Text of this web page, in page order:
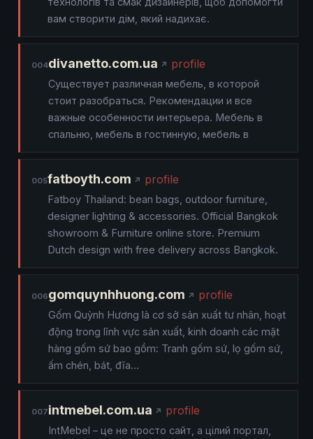
вам створити дім, який надихає.
004divanetto.com.ua profile
Существует различная мебель, в которой
стоит разобраться. Рекомендации и все
важные особенности интерьера. Мебель в
спальню, мебель в гостинную, мебель в
005fatboyth.com profile
Fatboy Thailand: bean bags, outdoor furniture,
designer lighting & accessories. Official Bangkok
showroom & Furniture online store. Premium
Dutch design with free delivery across Bangkok.
006gomquynhhuong.com profile
Gốm Quỳnh Hương là cơ sở sản xuất tư nhân, hoạt
động trong lĩnh vực sản xuất, kinh doanh các mặt
hàng gốm sứ bao gồm: Tranh gốm sứ, lọ gốm sứ,
ấm chén, bát, đĩa…
007intmebel.com.ua profile
IntMebel – це не просто сайт, а цілий портал,